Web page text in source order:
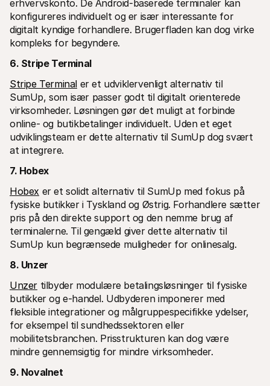
erhvervskonto. De Android-baserede terminaler kan
konfigureres individuelt og er især interessante for
digitalt kyndige forhandlere. Brugerfladen kan dog virke
kompleks for begyndere.
6. Stripe Terminal
Stripe Terminal er et udviklervenligt alternativ til
SumUp, som især passer godt til digitalt orienterede
virksomheder. Løsningen gør det muligt at forbinde
online- og butikbetalinger individuelt. Uden et eget
udviklingsteam er dette alternativ til SumUp dog svært
at integrere.
7. Hobex
Hobex er et solidt alternativ til SumUp med fokus på
fysiske butikker i Tyskland og Østrig. Forhandlere sætter
pris på den direkte support og den nemme brug af
terminalerne. Til gengæld giver dette alternativ til
SumUp kun begrænsede muligheder for onlinesalg.
8. Unzer
Unzer tilbyder modulære betalingsløsninger til fysiske
butikker og e-handel. Udbyderen imponerer med
fleksible integrationer og målgruppespecifikke ydelser,
for eksempel til sundhedssektoren eller
mobilitetsbranchen. Prisstrukturen kan dog være
mindre gennemsigtig for mindre virksomheder.
9. Novalnet